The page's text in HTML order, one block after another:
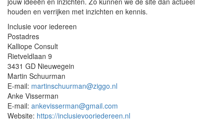
houden en verrijken met inzichten en kennis.
Inclusie voor iedereen
Postadres
Kalliope Consult
Rietveldlaan 9
3431 GD Nieuwegein
Martin Schuurman
E-mail: martinschuurman@ziggo.nl
Anke Visserman
E-mail: ankevisserman@gmail.com
Website: https://inclusievooriedereen.nl